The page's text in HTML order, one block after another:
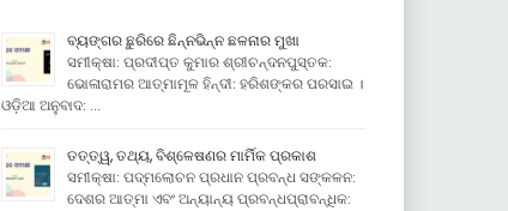
ବ୍ୟଙ୍ଗର ଛୁରିରେ ଛିନ୍ନଭିନ୍ନ ଛଳନାର ମୁଖା
ସମୀକ୍ଷା: ପ୍ରଦୀପ୍ତ କୁମାର ଶ୍ରୀଚନ୍ଦନପୁସ୍ତକ:
ଭୋଳାରାମର ଆତ୍ମାମୂଳ ହିନ୍ଦୀ: ହରିଶଙ୍କର ପରସାଇ ।
ଓଡ଼ିଆ ଅନୁବାଦ: …
ତତ୍ତ୍ୱ, ତଥ୍ୟ, ବିଶ୍ଳେଷଣର ମାର୍ମିକ ପ୍ରକାଶ
ସମୀକ୍ଷା: ପଦ୍ମଲୋଚନ ପ୍ରଧାନ ପ୍ରବନ୍ଧ ସଙ୍କଳନ:
ଦେଶର ଆତ୍ମା ଏବଂ ଅନ୍ୟାନ୍ୟ ପ୍ରବନ୍ଧପ୍ରାବନ୍ଧିକ: